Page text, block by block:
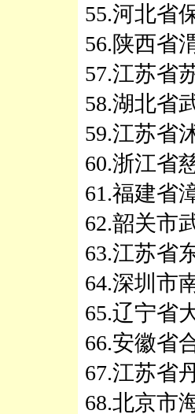
55.河北省
56.陕西省
57.江苏省
58.湖北省
59.江苏省
60.浙江省
61.福建省
62.韶关市
63.江苏省
64.深圳市
65.辽宁省
66.安徽省
67.江苏省
68.北京市